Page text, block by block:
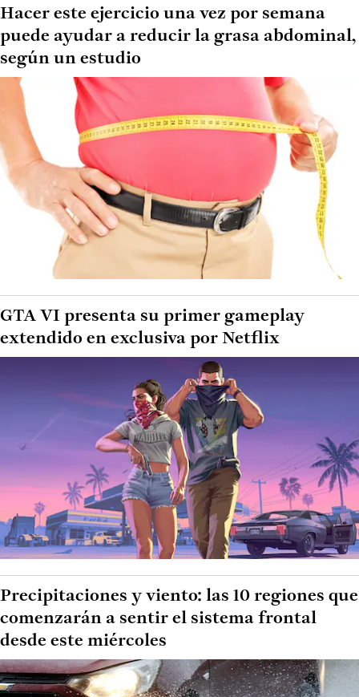
Hacer este ejercicio una vez por semana
puede ayudar a reducir la grasa abdominal,
según un estudio
GTA VI presenta su primer gameplay
extendido en exclusiva por Netflix
Precipitaciones y viento: las 10 regiones que
comenzarán a sentir el sistema frontal
desde este miércoles